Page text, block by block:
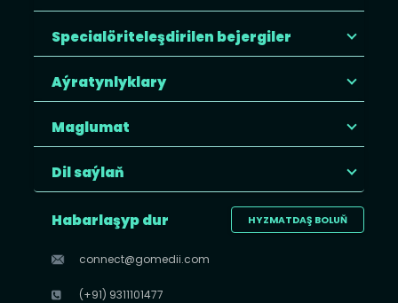
Specialöriteleşdirilen bejergiler
Aýratynlyklary
Maglumat
Dil saýlaň
HYZMATDAŞ BOLUŇ
Habarlaşyp dur
connect@gomedii.com
(+91) 9311101477